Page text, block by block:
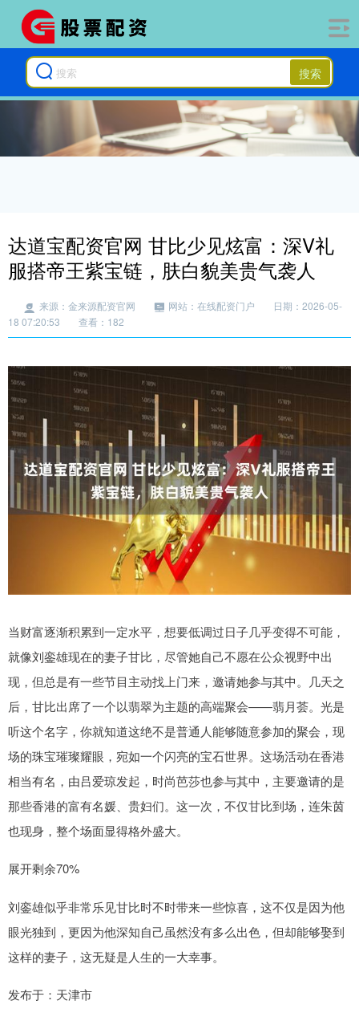
搜索
达道宝配资官网 甘比少见炫富：深V礼
服搭帝王紫宝链，肤白貌美贵气袭人
来源：金来源配资官网 网站：在线配资门户
日期：2026-05-
18 07:20:53
查看：182
当财富逐渐积累到一定水平，想要低调过日子几乎变得不可能，
就像刘銮雄现在的妻子甘比，尽管她自己不愿在公众视野中出
现，但总是有一些节目主动找上门来，邀请她参与其中。几天之
后，甘比出席了一个以翡翠为主题的高端聚会——翡月荟。光是
听这个名字，你就知道这绝不是普通人能够随意参加的聚会，现
场的珠宝璀璨耀眼，宛如一个闪亮的宝石世界。这场活动在香港
相当有名，由吕爱琼发起，时尚芭莎也参与其中，主要邀请的是
那些香港的富有名媛、贵妇们。这一次，不仅甘比到场，连朱茵
也现身，整个场面显得格外盛大。
展开剩余70%
刘銮雄似乎非常乐见甘比时不时带来一些惊喜，这不仅是因为他
眼光独到，更因为他深知自己虽然没有多么出色，但却能够娶到
这样的妻子，这无疑是人生的一大幸事。
发布于：天津市